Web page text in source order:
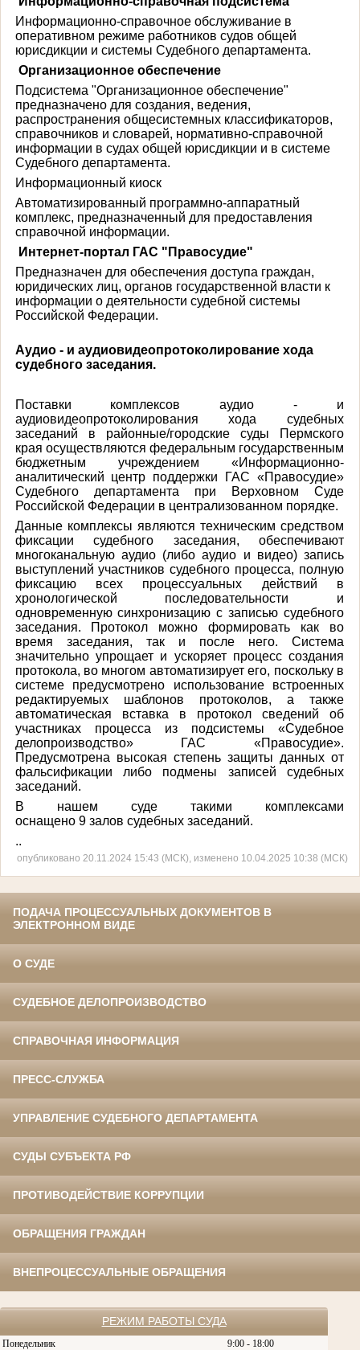
Информационно-справочное обслуживание в
оперативном режиме работников судов общей
юрисдикции и системы Судебного департамента.
Организационное обеспечение
Подсистема "Организационное обеспечение"
предназначено для создания, ведения,
распространения общесистемных классификаторов,
справочников и словарей, нормативно-справочной
информации в судах общей юрисдикции и в системе
Судебного департамента.
Информационный киоск
Автоматизированный программно-аппаратный
комплекс, предназначенный для предоставления
справочной информации.
Интернет-портал ГАС "Правосудие"
Предназначен для обеспечения доступа граждан,
юридических лиц, органов государственной власти к
информации о деятельности судебной системы
Российской Федерации.
Аудио - и аудиовидеопротоколирование хода
судебного заседания.
Поставки комплексов аудио - и
аудиовидеопротоколирования хода судебных
заседаний в районные/городские суды Пермского
края осуществляются федеральным государственным
бюджетным учреждением «Информационно-
аналитический центр поддержки ГАС «Правосудие»
Судебного департамента при Верховном Суде
Российской Федерации в централизованном порядке.
Данные комплексы являются техническим средством
фиксации судебного заседания, обеспечивают
многоканальную аудио (либо аудио и видео) запись
выступлений участников судебного процесса, полную
фиксацию всех процессуальных действий в
хронологической последовательности и
одновременную синхронизацию с записью судебного
заседания. Протокол можно формировать как во
время заседания, так и после него. Система
значительно упрощает и ускоряет процесс создания
протокола, во многом автоматизирует его, поскольку в
системе предусмотрено использование встроенных
редактируемых шаблонов протоколов, а также
автоматическая вставка в протокол сведений об
участниках процесса из подсистемы «Судебное
делопроизводство» ГАС «Правосудие».
Предусмотрена высокая степень защиты данных от
фальсификации либо подмены записей судебных
заседаний.
В нашем суде такими комплексами
оснащено 9 залов судебных заседаний.
..
опубликовано 20.11.2024 15:43 (МСК), изменено 10.04.2025 10:38 (МСК)
ПОДАЧА ПРОЦЕССУАЛЬНЫХ ДОКУМЕНТОВ В
ЭЛЕКТРОННОМ ВИДЕ
О СУДЕ
СУДЕБНОЕ ДЕЛОПРОИЗВОДСТВО
СПРАВОЧНАЯ ИНФОРМАЦИЯ
ПРЕСС-СЛУЖБА
УПРАВЛЕНИЕ СУДЕБНОГО ДЕПАРТАМЕНТА
СУДЫ СУБЪЕКТА РФ
ПРОТИВОДЕЙСТВИЕ КОРРУПЦИИ
ОБРАЩЕНИЯ ГРАЖДАН
ВНЕПРОЦЕССУАЛЬНЫЕ ОБРАЩЕНИЯ
РЕЖИМ РАБОТЫ СУДА
Понедельник 9:00 - 18:00